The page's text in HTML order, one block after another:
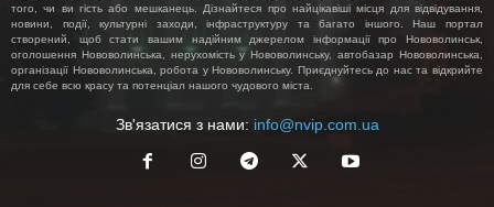
того, чи ви гість або мешканець. Дізнайтеся про найцікавіші місця для відвідування,
новини, події, культурні заходи, інфраструктуру та багато іншого. Наш портал
створений, щоб стати вашим надійним джерелом інформації про Нововолинськ,
оголошення Нововолинська, нерухомість у Нововолинську, автобазар Нововолинська,
організації Нововолинська, робота у Нововолинську. Приєднуйтесь до нас та відкрийте
для себе всю красу та потенціал нашого чудового міста.
Зв'язатися з нами: info@nvip.com.ua